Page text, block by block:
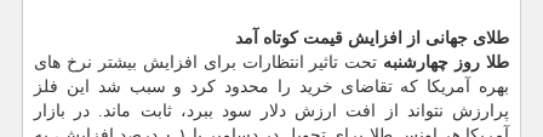
طلای جهانی از افزایش قیمت كوتاه آمد
طلا روز چهارشنبه تحت تاثیر انتظارات برای افزایش بیشتر نرخ های
بهره آمریكا كه تقاضای خرید را محدود كرد و سبب شد این فلز
پرارزش نتواند از افت ارزش دلار سود ببرد، ثابت ماند. در بازار